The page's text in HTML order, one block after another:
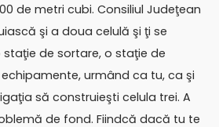
de metri cubi. Consiliul Judeţean
şi a doua celulă şi ţi se
de sortare, o staţie de
urmând ca tu, ca şi
să construieşti celula trei. A
de fond. Fiindcă dacă tu te